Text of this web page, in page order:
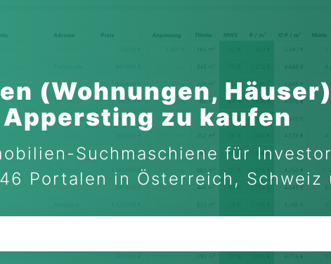
(Wohnungen,
Appersting zu kaufen
Suchmaschiene für
Portalen in Österreich, Schweiz